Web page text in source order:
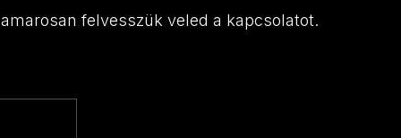
felvesszük veled a kapcsolatot.